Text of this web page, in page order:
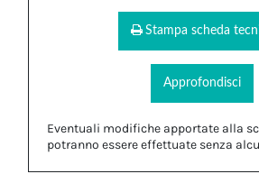
Stampa scheda
Approfondisci
Eventuali modifiche apportate alla
potranno essere effettuate senza